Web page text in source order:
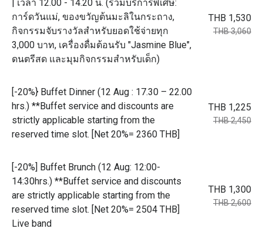
| เวลา 12.00 - 14.20 น. (รวมบริการพิเศษ:
การ์ดวันแม่, ของขวัญต้นมะลิในกระถาง,
กิจกรรมจับรางวัลสำหรับยอดใช้จ่ายทุก
3,000 บาท, เครื่องดื่มต้อนรับ "Jasmine Blue",
ดนตรีสด และมุมกิจกรรมสำหรับเด็ก)
THB 1,530
THB 3,060
[-20%} Buffet Dinner (12 Aug : 17.30 – 22.00
hrs.) **Buffet service and discounts are
strictly applicable starting from the
reserved time slot. [Net 20%= 2360 THB]
THB 1,225
THB 2,450
[-20%] Buffet Brunch (12 Aug: 12:00-
14:30hrs.) **Buffet service and discounts
are strictly applicable starting from the
reserved time slot. [Net 20%= 2504 THB]
Live band
THB 1,300
THB 2,600